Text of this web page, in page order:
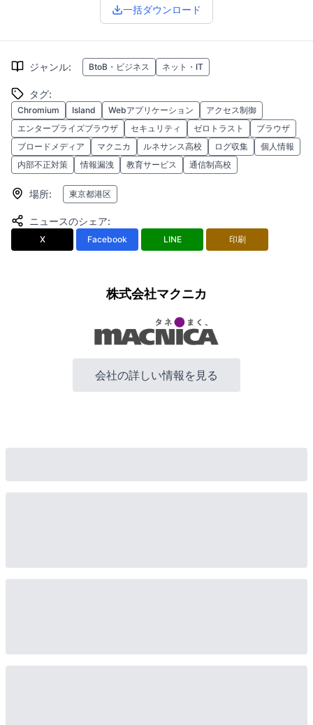
一括ダウンロード
ジャンル: BtoB・ビジネス ネット・IT
タグ:
Chromium Island Webアプリケーション
アクセス制御
エンタープライズブラウザ
セキュリティ ゼロトラスト
ブラウザ
ブロードメディア
マクニカ ルネサンス高校 ログ収集
個人情報
内部不正対策
情報漏洩 教育サービス 通信制高校
場所: 東京都港区
ニュースのシェア:
X Facebook LINE 印刷
株式会社マクニカ
会社の詳しい情報を見る